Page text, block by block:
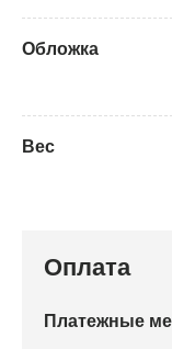
Обложка
Вес
Оплата
Платежные